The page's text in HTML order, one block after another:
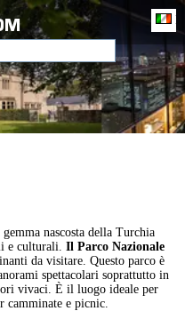
nascosta della Turchia
e culturali. Il Parco Nazionale
da visitare. Questo parco è
spettacolari soprattutto in
vivaci. È il luogo ideale per
camminate e picnic.